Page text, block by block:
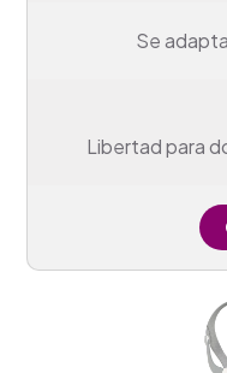
Se
Libertad para